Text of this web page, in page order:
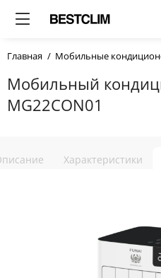
Главная Мобильные
Мобильный
MG22CON01
Характеристики